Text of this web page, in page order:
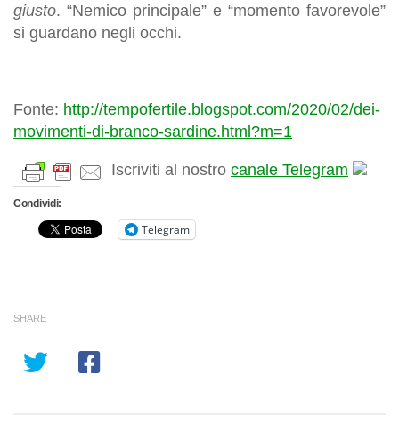
giusto. “Nemico principale” e “momento favorevole”
si guardano negli occhi.
Fonte: http://tempofertile.blogspot.com/2020/02/dei-
movimenti-di-branco-sardine.html?m=1
Iscriviti al nostro canale Telegram
Condividi:
Telegram
SHARE